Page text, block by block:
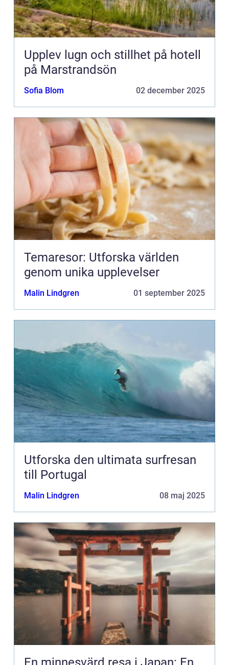
Upplev lugn och stillhet på hotell
på Marstrandsön
Sofia Blom 02 december 2025
Temaresor: Utforska världen
genom unika upplevelser
Malin Lindgren 01 september 2025
Utforska den ultimata surfresan
till Portugal
Malin Lindgren 08 maj 2025